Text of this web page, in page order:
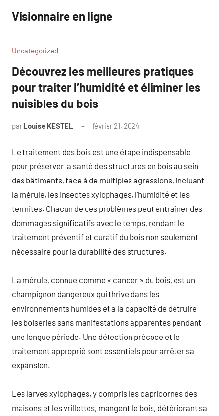
contenu
Visionnaire en ligne
Uncategorized
Découvrez les meilleures pratiques
pour traiter l’humidité et éliminer les
nuisibles du bois
par Louise KESTEL février 21, 2024
Le traitement des bois est une étape indispensable
pour préserver la santé des structures en bois au sein
des bâtiments, face à de multiples agressions, incluant
la mérule, les insectes xylophages, l’humidité et les
termites. Chacun de ces problèmes peut entraîner des
dommages significatifs avec le temps, rendant le
traitement préventif et curatif du bois non seulement
nécessaire pour la durabilité des structures.
La mérule, connue comme « cancer » du bois, est un
champignon dangereux qui thrive dans les
environnements humides et a la capacité de détruire
les boiseries sans manifestations apparentes pendant
une longue période. Une détection précoce et le
traitement approprié sont essentiels pour arrêter sa
expansion.
Les larves xylophages, y compris les capricornes des
maisons et les vrillettes, mangent le bois, détériorant sa